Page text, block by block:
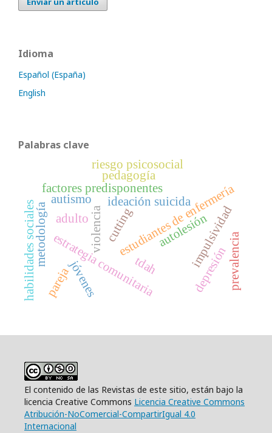
Idioma
Español (España)
English
Palabras clave
violencia estudiantes de enfermería
estrategia comunitaria
ideación suicida
factores predisponentes
jóvenes
autolesión
cutting impulsividad
tdah depresiónprevalencia
habilidades sociales
autismo
adulto
metodología
pareja
pedagogía
riesgo psicosocial
El contenido de las Revistas de este sitio, están bajo la
licencia Creative Commons Licencia Creative Commons
Atribución-NoComercial-CompartirIgual 4.0
Internacional